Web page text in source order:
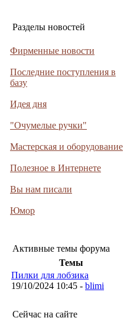
Разделы новостей
Фирменные новости
Последние поступления в
базу
Идея дня
"Очумелые ручки"
Мастерская и оборудование
Полезное в Интернете
Вы нам писали
Юмор
Активные темы форума
Темы
Пилки для лобзика
19/10/2024 10:45 - blimi
Сейчас на сайте